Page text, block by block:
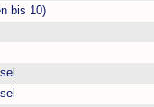
bis 10)